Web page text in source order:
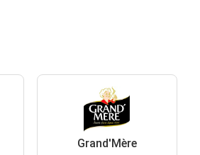
Grand'Mère